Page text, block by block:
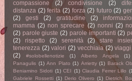
compassione
(2) condivisione (2)
distanza (2) ferita (2) forza (2) futuro (2)
(2)
gesti (2) gratitudine (2)
mamma (2) non sprecare (2) nonni (2)
(2) parole giuste (2) parole importanti (2)
(2)
rispetto (2) serenità (2) stare
tenerezza (2) valori (2) vecchiaia (2)
(2)
#solobellenotizie (1) Alberto Angela (1)
Panagulis (1) Ann Plato (1) Arrietty (1) Barack
Beniamino Sidoti (1) CEI (1) Claudia Ferrer Lillo
Gabriele Rossetti (1) Derio Olivero (1) Dietrich